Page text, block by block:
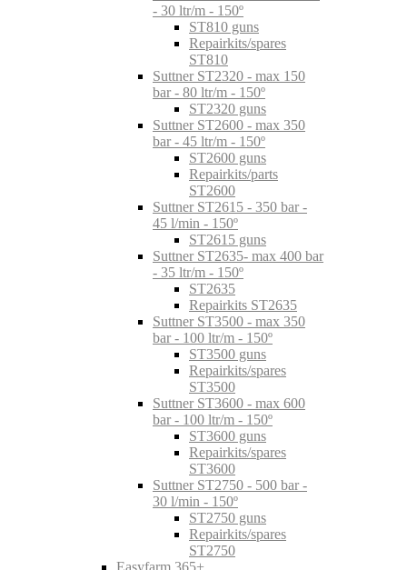
- 30 ltr/m - 150º
ST810 guns
Repairkits/spares
ST810
Suttner ST2320 - max 150
bar - 80 ltr/m - 150º
ST2320 guns
Suttner ST2600 - max 350
bar - 45 ltr/m - 150º
ST2600 guns
Repairkits/parts
ST2600
Suttner ST2615 - 350 bar -
45 l/min - 150º
ST2615 guns
Suttner ST2635- max 400 bar
- 35 ltr/m - 150º
ST2635
Repairkits ST2635
Suttner ST3500 - max 350
bar - 100 ltr/m - 150º
ST3500 guns
Repairkits/spares
ST3500
Suttner ST3600 - max 600
bar - 100 ltr/m - 150º
ST3600 guns
Repairkits/spares
ST3600
Suttner ST2750 - 500 bar -
30 l/min - 150º
ST2750 guns
Repairkits/spares
ST2750